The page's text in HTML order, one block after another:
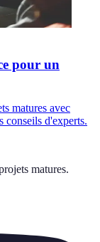
pour un
matures avec
conseils d'experts.
matures.